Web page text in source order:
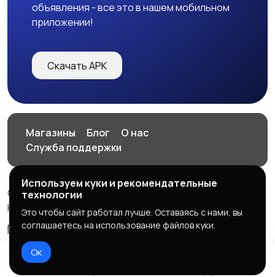
объявления - все это в нашем мобильном
приложении!
Скачать APK
Магазины Блог
О нас
Служба поддержки
© 2026 HOP.UZ
HOP.UZ
Правила сервиса
Политика конфиденциальности
Используем куки и рекомендательные
технологии
Это чтобы сайт работал лучше. Оставаясь с нами, вы
соглашаетесь на использование файлов куки.
Ок